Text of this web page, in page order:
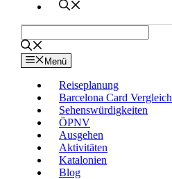
Menü
Reiseplanung
Barcelona Card Vergleich
Sehenswürdigkeiten
ÖPNV
Ausgehen
Aktivitäten
Katalonien
Blog